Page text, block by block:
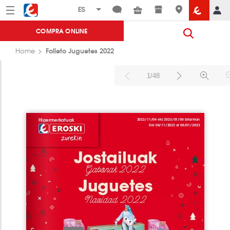
Menú Eroski
COMPRA ONLINE
Home Folleto Juguetes 2022
1/48